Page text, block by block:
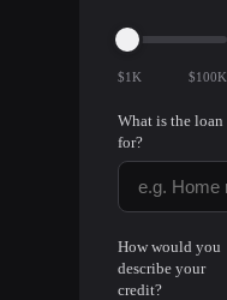
$1K $100K
What is the loan
for?
How would you
describe your
credit?